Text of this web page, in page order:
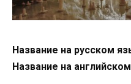
Название на русском
Название на